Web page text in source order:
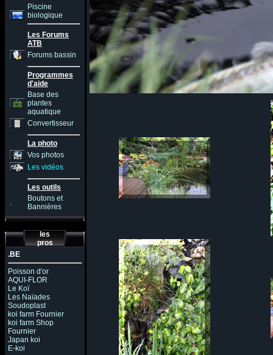
Piscine
biologique
Les Forums
ATB
Forums bassin
Programmes
d'aide
Base des
plantes
aquatique
Convertisseur
La photo
Vos photos
Les vidéos
Les outils
.
Boutons et
Bannières
les
pros
.BE
Poisson d'or
AQUI-FLOR
Le Koï
Les Naïades
Soudoplast
koi farm Fournier
koi farm Shop
Fournier
Japan koi
E-koi